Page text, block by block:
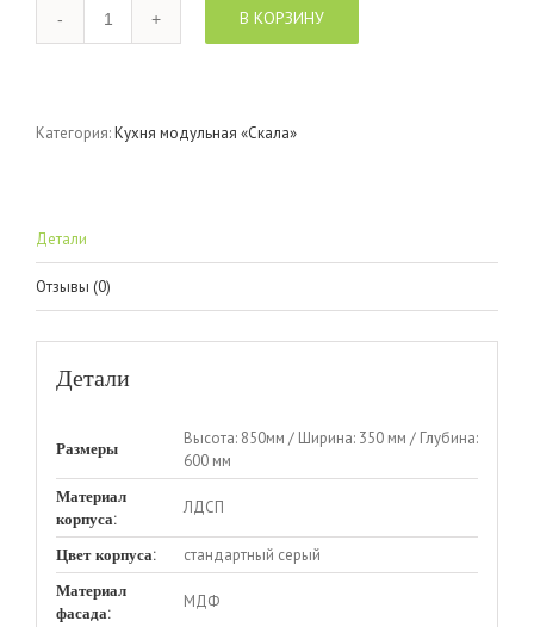
В КОРЗИНУ
Категория:Кухня модульная «Скала»
Детали
Отзывы (0)
Детали
Размеры
Высота: 850мм / Ширина: 350 мм / Глубина:
600 мм
Материал
корпуса:
ЛДСП
Цвет корпуса: стандартный серый
Материал
фасада:
МДФ